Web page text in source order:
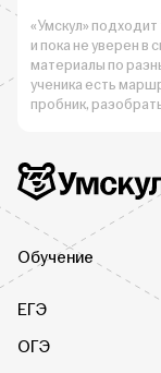
«Умскул»
и пока не уверен в
материалы по
ученика есть
пробник,
Дополнительная
Умскул
Обучение
ЕГЭ
ОГЭ